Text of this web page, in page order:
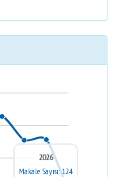
2026
Makale Sayısı: 124